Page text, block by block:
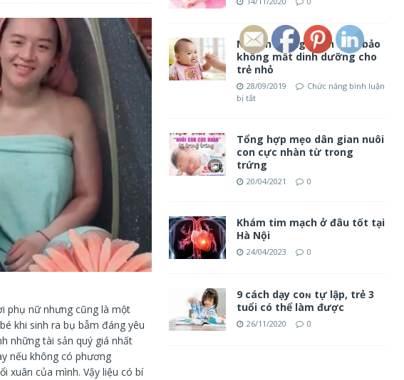
phụ nữ nhưng cũng là một
khi sinh ra bụ bẫm đáng yêu
những tài sản quý giá nhất
nếu không có phương
xuân của mình. Vậy liệu có bí
Nấu ăn thông minh đảm bảo
không mất dinh dưỡng cho
trẻ nhỏ
28/09/2019
Chức năng bình luận
bị tắt
Tổng hợp mẹo dân gian nuôi
con cực nhàn từ trong
trứng
20/04/2021 0
Khám tim mạch ở đâu tốt tại
Hà Nội
24/04/2023 0
9 cách dạy coɴ tự lập, trẻ 3
tuổi có thể làm được
26/11/2020 0